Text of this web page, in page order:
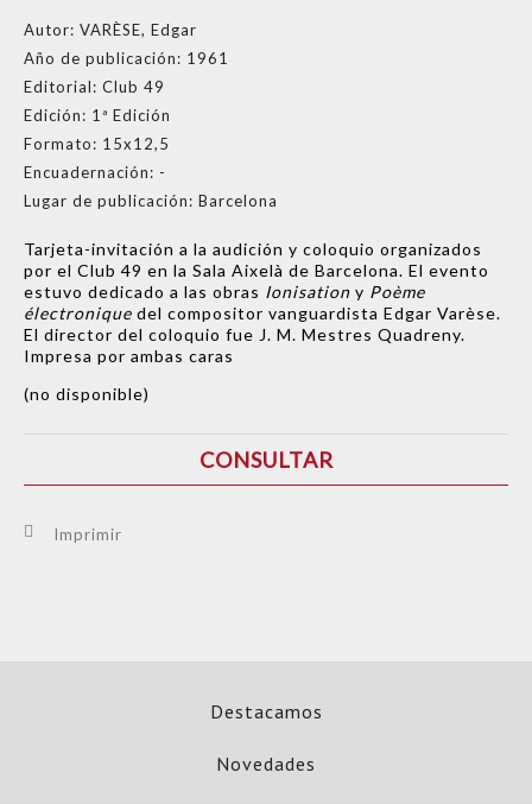
Autor: VARÈSE, Edgar
Año de publicación: 1961
Editorial: Club 49
Edición: 1ª Edición
Formato: 15x12,5
Encuadernación: -
Lugar de publicación: Barcelona
Tarjeta-invitación a la audición y coloquio organizados
por el Club 49 en la Sala Aixelà de Barcelona. El evento
estuvo dedicado a las obras Ionisation y Poème
électronique del compositor vanguardista Edgar Varèse.
El director del coloquio fue J. M. Mestres Quadreny.
Impresa por ambas caras
(no disponible)
CONSULTAR
Imprimir
Destacamos
Novedades